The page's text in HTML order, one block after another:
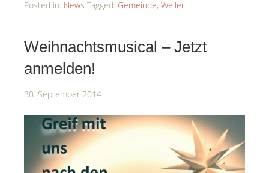
Posted in: News Tagged: Gemeinde, Weiler
Weihnachtsmusical – Jetzt
anmelden!
30. September 2014